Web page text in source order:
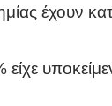
έχουν
είχε